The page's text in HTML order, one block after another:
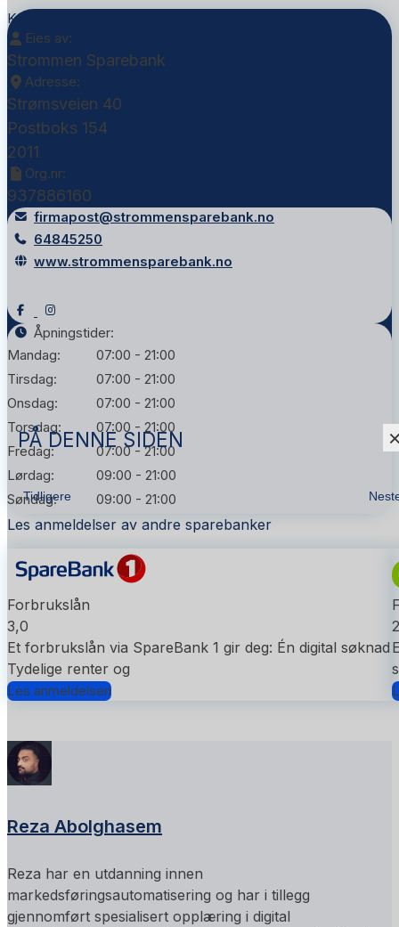
PÅ DENNE SIDEN
Tidligere
Kontakt Strommen Sparebank
Eies av:
Strommen Sparebank
Adresse:
Strømsveien 40
Postboks 154
2011
Org.nr:
937886160
firmapost@strommensparebank.no
64845250
www.strommensparebank.no
Åpningstider:
Mandag:
07:00 - 21:00
Tirsdag:
07:00 - 21:00
Onsdag:
07:00 - 21:00
Torsdag:
07:00 - 21:00
Fredag:
07:00 - 21:00
Lørdag:
09:00 - 21:00
Søndag:
09:00 - 21:00
Les anmeldelser av andre sparebanker
Forbrukslån
3,0
Et forbrukslån via SpareBank 1 gir deg: Én digital søknad
Tydelige renter og
Les anmeldelsen
Reza Abolghasem
Reza har en utdanning innen
markedsføringsautomatisering og har i tillegg
gjennomført spesialisert opplæring i digital